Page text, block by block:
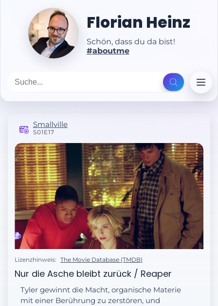
Florian Heinz
Schön, dass du da bist!
#aboutme
Smallville
S01E17
Lizenzhinweis: The Movie Database (TMDB)
Nur die Asche bleibt zurück / Reaper
Tyler gewinnt die Macht, organische Materie
mit einer Berührung zu zerstören, und